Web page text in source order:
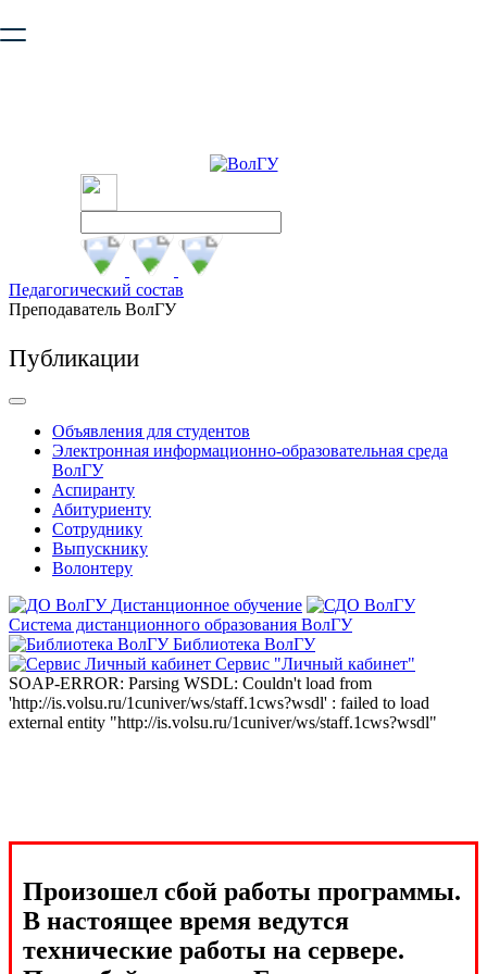
безопасную работу с сайтом. Пожалуйста
Педагогический состав
Преподаватель ВолГУ
Публикации
Объявления для студентов
Электронная информационно-образовательная среда
ВолГУ
Аспиранту
Абитуриенту
Сотруднику
Выпускнику
Волонтеру
Дистанционное обучение
Система дистанционного образования ВолГУ
Библиотека ВолГУ
Сервис "Личный кабинет"
SOAP-ERROR: Parsing WSDL: Couldn't load from
'http://is.volsu.ru/1cuniver/ws/staff.1cws?wsdl' : failed to load
external entity "http://is.volsu.ru/1cuniver/ws/staff.1cws?wsdl"
Произошел сбой работы программы.
В настоящее время ведутся
технические работы на сервере.